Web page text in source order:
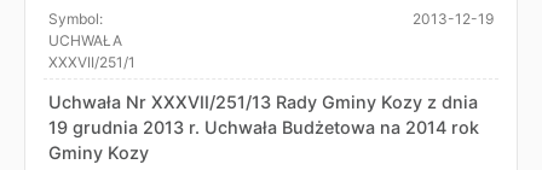
Symbol:
UCHWAŁA
XXXVII/251/1
2013-12-19
Uchwała Nr XXXVII/251/13 Rady Gminy Kozy z dnia
19 grudnia 2013 r. Uchwała Budżetowa na 2014 rok
Gminy Kozy